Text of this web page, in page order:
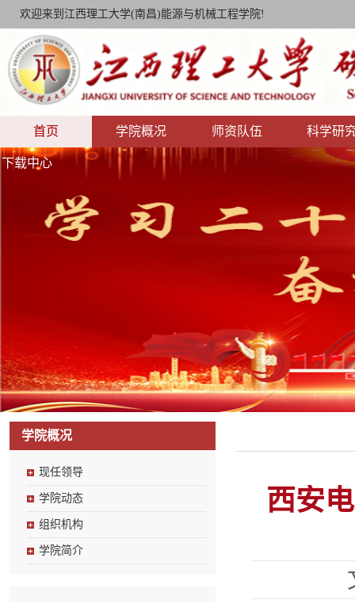
欢迎来到江西理工大学(南昌)能源与机械工程学院!
首页 学院概况 师资队伍 科学研
下载中心
学院概况
现任领导
学院动态
组织机构
学院简介
西安